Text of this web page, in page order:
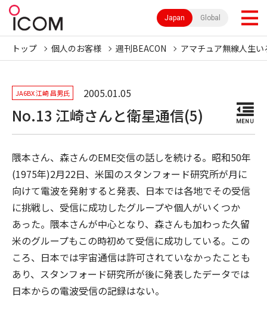
Japan Global
トップ 個人のお客様 週刊BEACON アマチュア無線人生い
JA6BX 江崎 昌男氏 2005.01.05
No.13 江崎さんと衛星通信(5) MENU
隈本さん、森さんのEME交信の話しを続ける。昭和50年
(1975年)2月22日、米国のスタンフォード研究所が月に
向けて電波を発射すると発表、日本では各地でその受信
に挑戦し、受信に成功したグループや個人がいくつか
あった。隈本さんが中心となり、森さんも加わった久留
米のグループもこの時初めて受信に成功している。この
ころ、日本では宇宙通信は許可されていなかったことも
あり、スタンフォード研究所が後に発表したデータでは
日本からの電波受信の記録はない。